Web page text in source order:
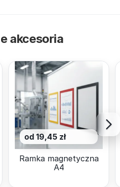
akcesoria
od 19,45 zł
Ramka magnetyczna
A4